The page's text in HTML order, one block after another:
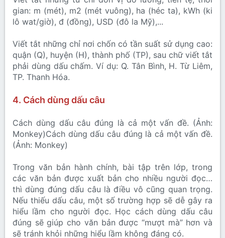
gian: m (mét), m2 (mét vuông), ha (héc ta), kWh (ki
lô wat/giờ), đ (đồng), USD (đô la Mỹ),...
Viết tắt những chỉ nơi chốn có tần suất sử dụng cao:
quận (Q), huyện (H), thành phố (TP), sau chữ viết tắt
phải dùng dấu chấm. Ví dụ: Q. Tân Bình, H. Từ Liêm,
TP. Thanh Hóa.
4. Cách dùng dấu câu
Cách dùng dấu câu đúng là cả một vấn đề. (Ảnh:
Monkey)Cách dùng dấu câu đúng là cả một vấn đề.
(Ảnh: Monkey)
Trong văn bản hành chính, bài tập trên lớp, trong
các văn bản được xuất bản cho nhiều người đọc…
thì dùng đúng dấu câu là điều vô cũng quan trọng.
Nếu thiếu dấu câu, một số trường hợp sẽ dễ gây ra
hiểu lầm cho người đọc. Học cách dùng dấu câu
đúng sẽ giúp cho văn bản được “mượt mà” hơn và
sẽ tránh khỏi những hiểu lầm không đáng có.